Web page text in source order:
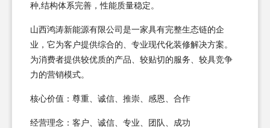
种,结构体系完善，性能质量稳定。
山西鸿涛新能源有限公司是一家具有完整生态链的企
业，它为客户提供综合的、专业现代化装修解决方案。
为消费者提供较优质的产品、较贴切的服务、较具竞争
力的营销模式。
核心价值：尊重、诚信、推崇、感恩、合作
经营理念：客户、诚信、专业、团队、成功